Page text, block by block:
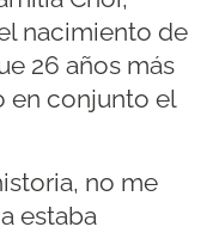
nacimiento de
26 años más
en conjunto el
no me
estaba